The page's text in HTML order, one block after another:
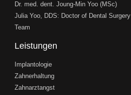
Dr. med. dent. Joung-Min Yoo (MSc)
Julia Yoo, DDS: Doctor of Dental Surgery
Team
Leistungen
Implantologie
Zahnerhaltung
Zahnarztangst